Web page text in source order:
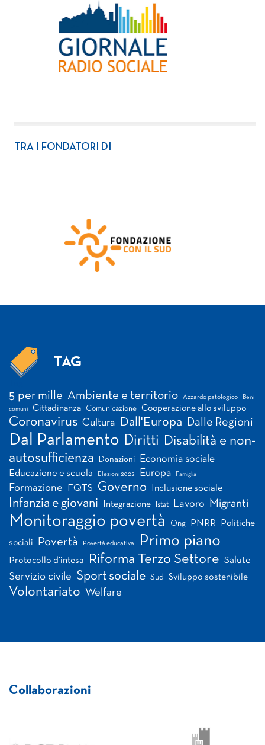
TRA I FONDATORI DI
TAG
5 per mille Ambiente e territorio Azzardo patologico Beni
comuni Cittadinanza Comunicazione Cooperazione allo sviluppo
Coronavirus Cultura Dall'Europa Dalle Regioni
Dal Parlamento Diritti Disabilità e non-
autosufficienza
Donazioni Economia sociale
Educazione e scuola Elezioni 2022 Europa Famiglia
Formazione FQTS Governo Inclusione sociale
Infanzia e giovani Integrazione Istat Lavoro Migranti
Monitoraggio povertà Ong PNRR Politiche
sociali Povertà Povertà educativa Primo piano
Protocollo d'intesa Riforma Terzo Settore Salute
Servizio civile Sport sociale Sud Sviluppo sostenibile
Volontariato Welfare
Collaborazioni